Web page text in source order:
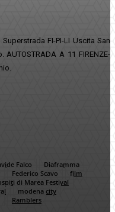
FI-PI-LI Uscita San
A 11 FIRENZE-
Falco
Diaframma
Federico Scavo
film
di Marea Festival
modena city
Ramblers